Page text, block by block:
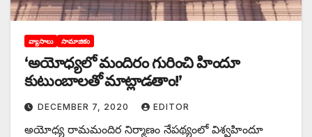
వ్యాసాలు సామాజికం
‘అయోధ్యలో మందిరం గురించి హిందూ
కుటుంబాలతో మాట్లాడతాం!’
DECEMBER 7, 2020 EDITOR
అయోధ్య రామమందిర నిర్మాణం నేపథ్యంలో విశ్వహిందూ